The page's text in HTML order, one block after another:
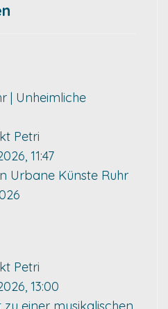
| Unheimliche
Petri
11:47
Urbane Künste Ruhr
Petri
13:00